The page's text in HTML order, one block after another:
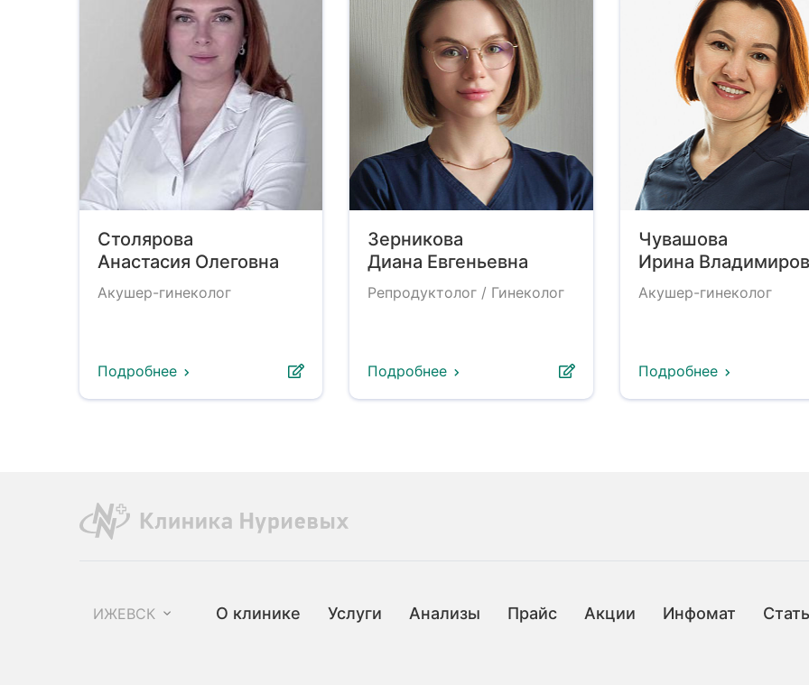
Столярова
Анастасия Олеговна
Акушер-гинеколог
Подробнее
Зерникова
Диана Евгеньевна
Репродуктолог / Гинеколог
Подробнее
Чувашова
Ирина
Акушер-гинеколог
Подробнее
ИЖЕВСК О клинике Услуги Анализы Прайс Акции Инфомат